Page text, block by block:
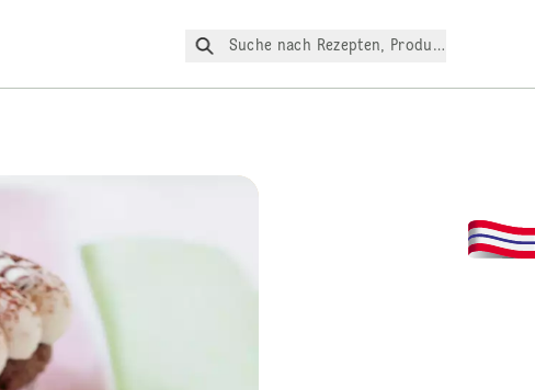
Suche nach Rezepten, Produkte, etc.